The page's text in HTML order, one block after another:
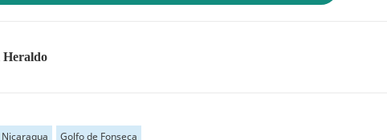
Heraldo
Nicaragua Golfo de Fonseca